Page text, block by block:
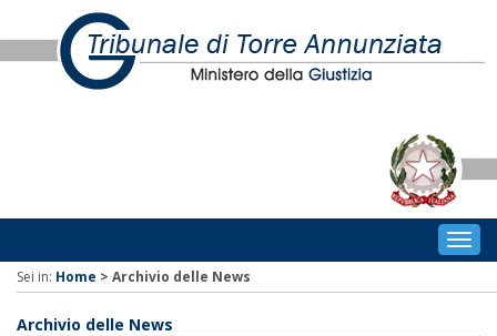
Sei in: Home > Archivio delle News
Archivio delle News